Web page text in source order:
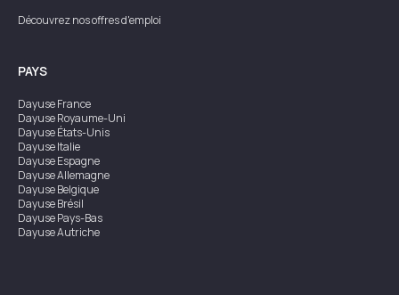
Découvrez nos offres d'emploi
PAYS
DayuseFrance
DayuseRoyaume-Uni
DayuseÉtats-Unis
DayuseItalie
DayuseEspagne
DayuseAllemagne
DayuseBelgique
DayuseBrésil
DayusePays-Bas
DayuseAutriche